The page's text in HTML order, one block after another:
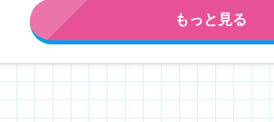
もっと見る